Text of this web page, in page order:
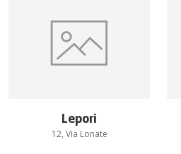
Lepori
12, Via Lonate